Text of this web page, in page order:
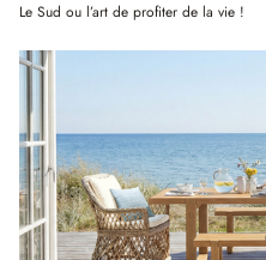
Le Sud ou l’art de profiter de la vie !